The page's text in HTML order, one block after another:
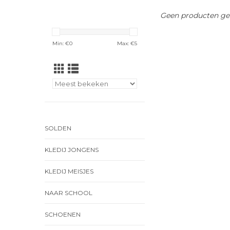
Min: €0 Max: €5
SOLDEN
KLEDIJ JONGENS
KLEDIJ MEISJES
NAAR SCHOOL
SCHOENEN
Geen producten